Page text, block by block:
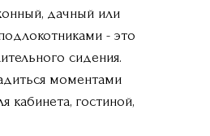
дачный или
- это
сидения.
моментами
кабинета, гостиной,